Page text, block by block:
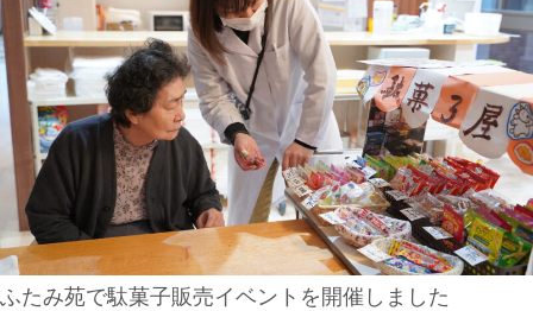
ふたみ苑で駄菓子販売イベントを開催しました